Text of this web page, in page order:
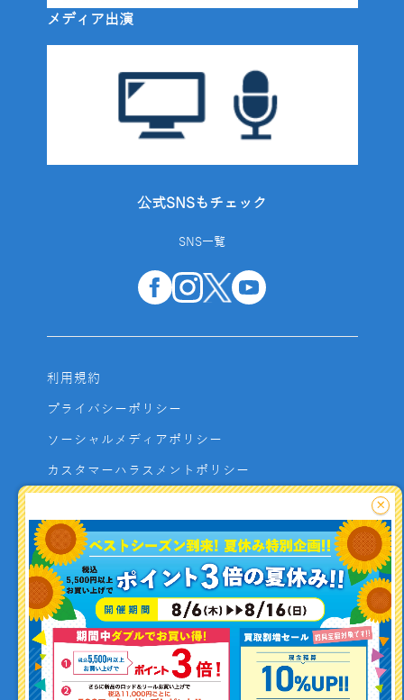
釣り情報を
投稿する
メディア出演
公式SNSもチェック
SNS一覧
利用規約
プライバシーポリシー
ソーシャルメディアポリシー
カスタマーハラスメントポリシー
よくあるご質問
お問い合わせ
利用者資金の保全方法
×